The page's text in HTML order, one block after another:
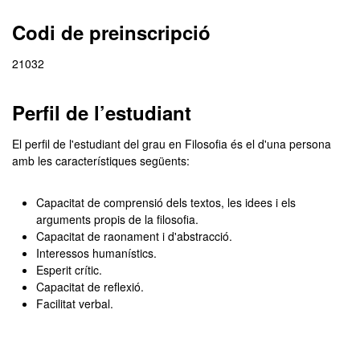
Codi de preinscripció
21032
Perfil de l’estudiant
El perfil de l'estudiant del grau en Filosofia és el d'una persona
amb les característiques següents:
Capacitat de comprensió dels textos, les idees i els
arguments propis de la filosofia.
Capacitat de raonament i d'abstracció.
Interessos humanístics.
Esperit crític.
Capacitat de reflexió.
Facilitat verbal.